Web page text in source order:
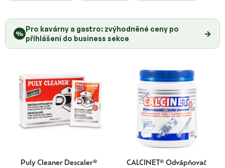
c
o
u
t
%
Pro kavárny a gastro: zvýhodněné ceny po
přihlášení do business sekce
→
Puly Cleaner Descaler®
CALCINET® Odvápňovač